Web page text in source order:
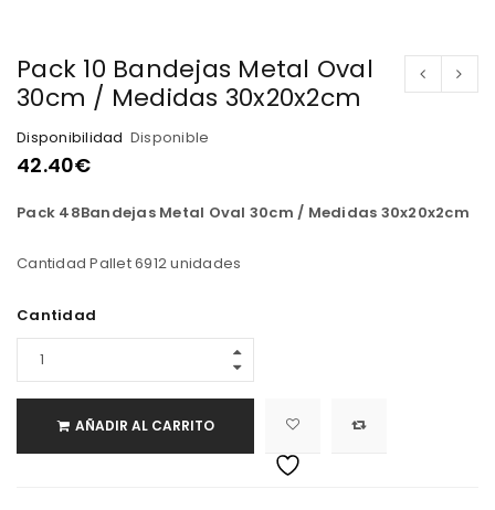
Pack 10 Bandejas Metal Oval
30cm / Medidas 30x20x2cm
Disponibilidad Disponible
42.40€
Pack 48Bandejas Metal Oval 30cm / Medidas 30x20x2cm
Cantidad Pallet 6912 unidades
Cantidad
AÑADIR AL CARRITO